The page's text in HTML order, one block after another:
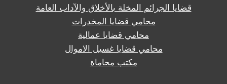
قضايا الجرائم المخلة بالأخلاق والآداب العامة
محامي قضايا المخدرات
محامي قضايا عمالية
محامي قضايا غسيل الاموال
مكتب محاماة